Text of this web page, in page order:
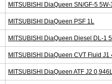
MITSUBISHI DiaQueen SN/GF-5
MITSUBISHI DiaQueen PSF 1L
MITSUBISHI DiaQueen Diesel DL-1
MITSUBISHI DiaQueen CVT Fluid J1
MITSUBISHI DiaQueen ATF J2